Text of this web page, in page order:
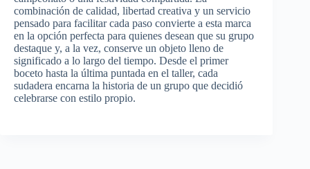
combinación de calidad, libertad creativa y un servicio
pensado para facilitar cada paso convierte a esta marca
en la opción perfecta para quienes desean que su grupo
destaque y, a la vez, conserve un objeto lleno de
significado a lo largo del tiempo. Desde el primer
boceto hasta la última puntada en el taller, cada
sudadera encarna la historia de un grupo que decidió
celebrarse con estilo propio.